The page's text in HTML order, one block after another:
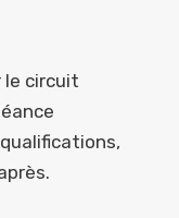
le circuit